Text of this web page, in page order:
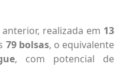
realizada em 13
79 bolsas, o equivalente
, com potencial de